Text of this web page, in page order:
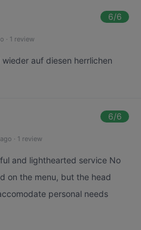
6/6
· 1 review
auf diesen herrlichen
6/6
· 1 review
and lighthearted service No
on the menu, but the head
personal needs